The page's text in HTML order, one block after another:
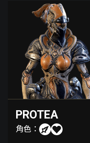
PROTEA
角色：